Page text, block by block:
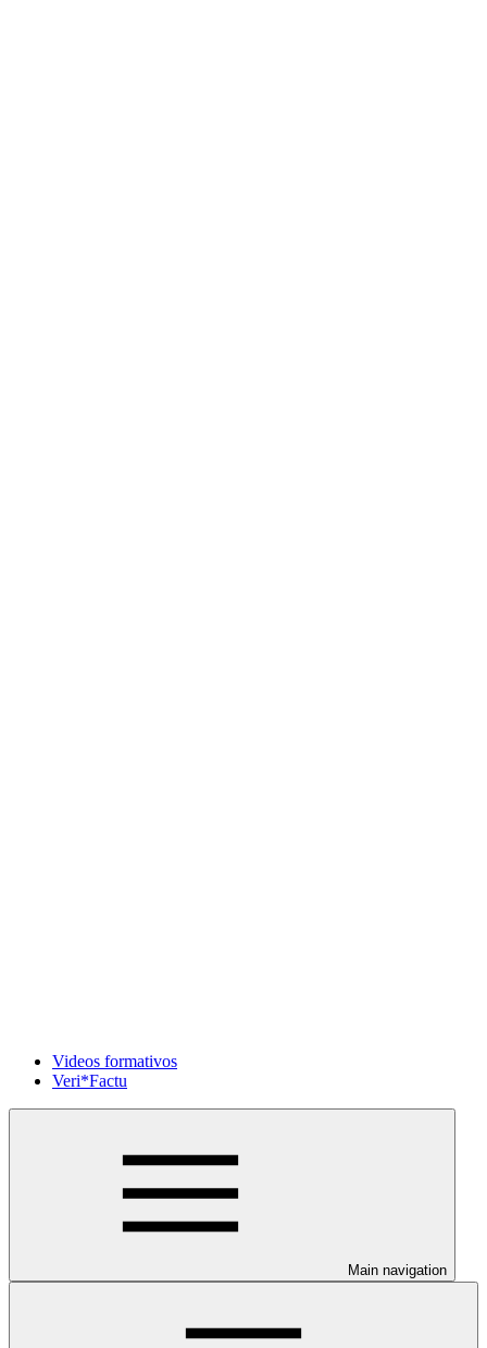
Videos formativos
Veri*Factu
Main navigation